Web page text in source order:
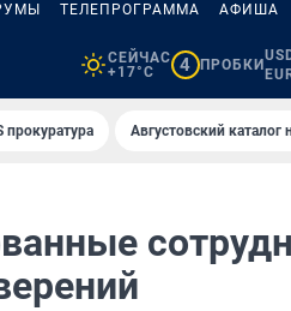
ТЕЛЕПРОГРАММА АФИША
СЕЙЧАС
+17°C
4 ПРОБКИ
прокуратура Августовский каталог